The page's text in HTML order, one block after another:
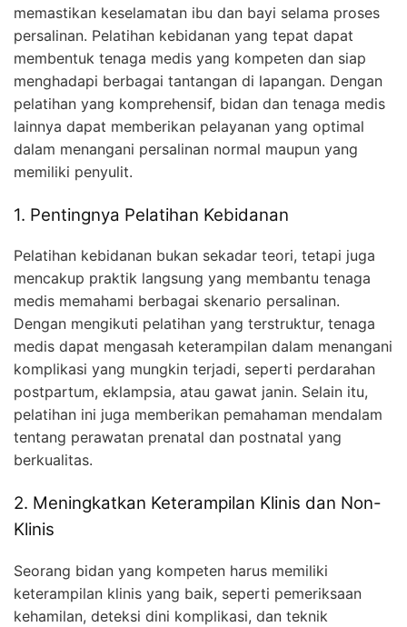
memastikan keselamatan ibu dan bayi selama proses
persalinan. Pelatihan kebidanan yang tepat dapat
membentuk tenaga medis yang kompeten dan siap
menghadapi berbagai tantangan di lapangan. Dengan
pelatihan yang komprehensif, bidan dan tenaga medis
lainnya dapat memberikan pelayanan yang optimal
dalam menangani persalinan normal maupun yang
memiliki penyulit.
1. Pentingnya Pelatihan Kebidanan
Pelatihan kebidanan bukan sekadar teori, tetapi juga
mencakup praktik langsung yang membantu tenaga
medis memahami berbagai skenario persalinan.
Dengan mengikuti pelatihan yang terstruktur, tenaga
medis dapat mengasah keterampilan dalam menangani
komplikasi yang mungkin terjadi, seperti perdarahan
postpartum, eklampsia, atau gawat janin. Selain itu,
pelatihan ini juga memberikan pemahaman mendalam
tentang perawatan prenatal dan postnatal yang
berkualitas.
2. Meningkatkan Keterampilan Klinis dan Non-
Klinis
Seorang bidan yang kompeten harus memiliki
keterampilan klinis yang baik, seperti pemeriksaan
kehamilan, deteksi dini komplikasi, dan teknik